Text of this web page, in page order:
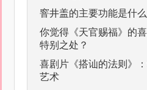
窨井盖的主要功能是什
你觉得《天官赐福》的
特别之处？
喜剧片《搭讪的法则》
艺术